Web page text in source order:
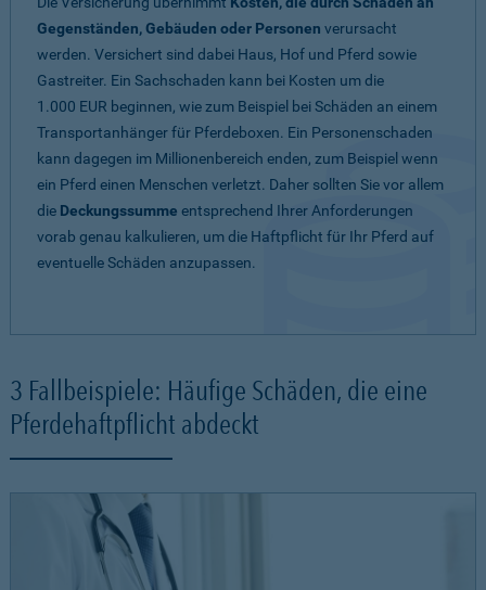
Gegenständen, Gebäuden oder Personen verursacht
werden. Versichert sind dabei Haus, Hof und Pferd sowie
Gastreiter. Ein Sachschaden kann bei Kosten um die
1.000 EUR beginnen, wie zum Beispiel bei Schäden an einem
Transportanhänger für Pferdeboxen. Ein Personenschaden
kann dagegen im Millionenbereich enden, zum Beispiel wenn
ein Pferd einen Menschen verletzt. Daher sollten Sie vor allem
die Deckungssumme entsprechend Ihrer Anforderungen
vorab genau kalkulieren, um die Haftpflicht für Ihr Pferd auf
eventuelle Schäden anzupassen.
3 Fallbeispiele: Häufige Schäden, die eine
Pferdehaftpflicht abdeckt